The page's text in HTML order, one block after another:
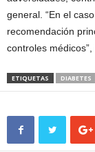
general. “En el
recomendación
controles
ETIQUETAS DIABETES